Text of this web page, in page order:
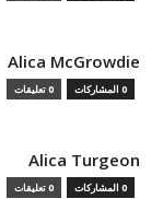
Alica McGrowdie
0 المشاركات 0 تعليقات
Alica Turgeon
0 المشاركات 0 تعليقات